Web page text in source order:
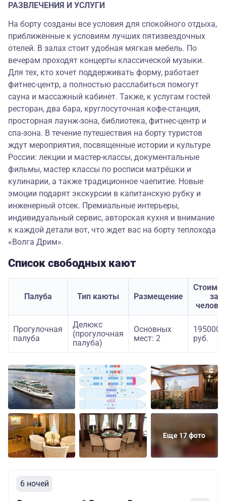
РАЗВЛЕЧЕНИЯ И УСЛУГИ
На борту созданы все условия для спокойного отдыха,
приближенные к условиям лучших пятизвездочных
отелей. В залах стоит удобная мягкая мебель. По
вечерам проходят концерты классической музыки.
Для тех, кто хочет поддерживать форму, работает
фитнес-центр, а полностью расслабиться помогут
сауна и массажный кабинет. Также, к услугам гостей
ресторан, два бара, круглосуточная кофе-станция,
просторная лаунж-зона, библиотека, фитнес-центр и
спа-зона. В течение путешествия на борту туристов
ждут мероприятия, посвященные истории и культуре
России: лекции и мастер-классы, документальные
фильмы, мастер классы по росписи матрёшки и
кулинарии, а также традиционное чаепитие. Новые
эмоции подарят экскурсии в капитанскую рубку и
инженерный отсек. Премиальные интерьеры,
индивидуальный сервис, авторская кухня и внимание
к каждой детали вот, что ждет вас на борту теплохода
«Волга Дрим».
Список свободных кают
Палуба Тип каюты Размещение
за
Прогулочная
палуба
Делюкс
(прогулочная
палуба)
Основных
мест: 2
195000
руб.
Еще 17 фото
6 ночей